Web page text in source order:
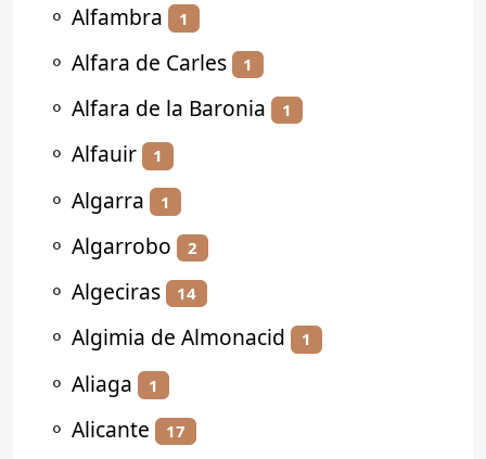
⚬ Alfambra 1
⚬ Alfara de Carles 1
⚬ Alfara de la Baronia 1
⚬ Alfauir 1
⚬ Algarra 1
⚬ Algarrobo 2
⚬ Algeciras 14
⚬ Algimia de Almonacid 1
⚬ Aliaga 1
⚬ Alicante 17